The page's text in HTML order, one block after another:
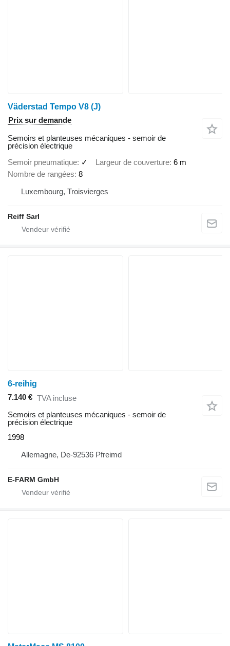
Väderstad Tempo V8 (J)
Prix sur demande
Semoirs et planteuses mécaniques - semoir de
précision électrique
Semoir pneumatique ✓ Largeur de couverture 6 m
Nombre de rangées 8
Luxembourg, Troisvierges
Reiff Sarl
6-reihig
7.140 € TVA incluse
Semoirs et planteuses mécaniques - semoir de
précision électrique
1998
Allemagne, De-92536 Pfreimd
E-FARM GmbH